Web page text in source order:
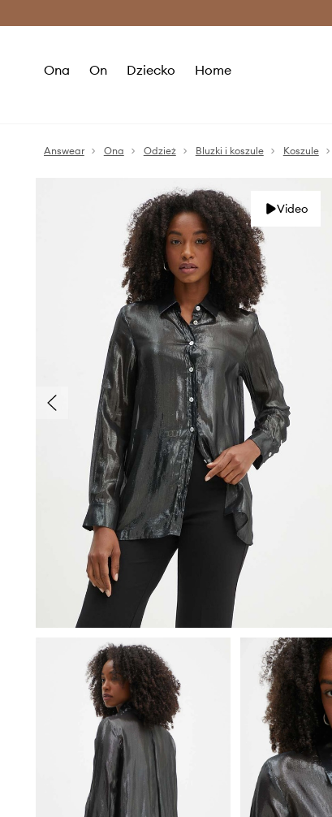
Ona On Dziecko Home
Answear Ona Odzież Bluzki i koszule Koszule
Video